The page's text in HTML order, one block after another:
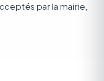
par la mairie,